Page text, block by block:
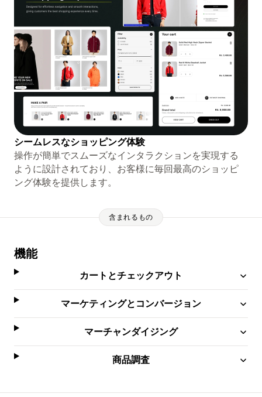
シームレスなショッピング体験
操作が簡単でスムーズなインタラクションを実現する
ように設計されており、お客様に毎回最高のショッピ
ング体験を提供します。
含まれるもの
機能
カートとチェックアウト
マーケティングとコンバージョン
マーチャンダイジング
商品調査